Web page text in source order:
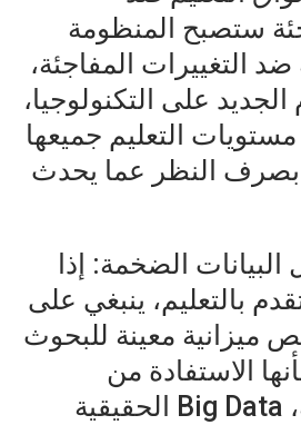
ستصبح المنظومة
ضد التغييرات المفاجئة،
على التكنولوجيا،
التعليم جميعها
بصرف النظر عما يحدث
البيانات الضخمة: إذا
بالتعليم، ينبغي على
ميزانية معينة للبحوث
الاستفادة من
البيانات الضخمة، Big Data الحقيقية